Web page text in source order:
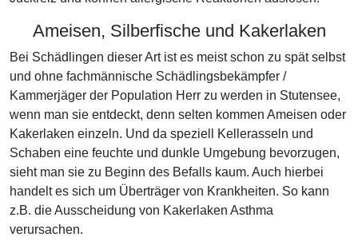
Ameisen, Silberfische und Kakerlaken
Bei Schädlingen dieser Art ist es meist schon zu spät selbst
und ohne fachmännische Schädlingsbekämpfer /
Kammerjäger der Population Herr zu werden in Stutensee,
wenn man sie entdeckt, denn selten kommen Ameisen oder
Kakerlaken einzeln. Und da speziell Kellerasseln und
Schaben eine feuchte und dunkle Umgebung bevorzugen,
sieht man sie zu Beginn des Befalls kaum. Auch hierbei
handelt es sich um Überträger von Krankheiten. So kann
z.B. die Ausscheidung von Kakerlaken Asthma
verursachen.